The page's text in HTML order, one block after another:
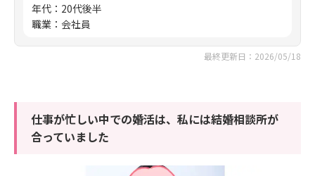
年代 ： 20代後半
職業 ： 会社員
最終更新日：2026/05/18
仕事が忙しい中での婚活は、私には結婚相談所が
合っていました